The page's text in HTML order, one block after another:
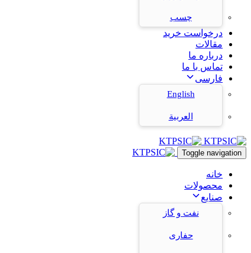
چسب
درخواست خرید
مقالات
درباره ما
تماس با ما
فارسی
English
العربية
Toggle navigation
خانه
محصولات
صنایع
نفت و گاز
حفاری